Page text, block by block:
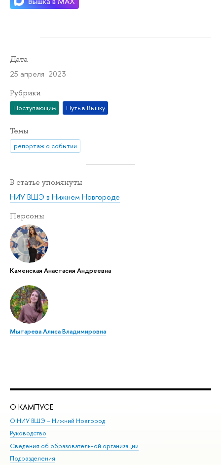
Дата
25 апреля 2023
Рубрики
Поступающим Путь в Вышку
Темы
репортаж о событии
В статье упомянуты
НИУ ВШЭ в Нижнем Новгороде
Персоны
Каменская Анастасия Андреевна
Мытарева Алиса Владимировна
О КАМПУСЕ
О НИУ ВШЭ – Нижний Новгород
Руководство
Сведения об образовательной организации
Подразделения